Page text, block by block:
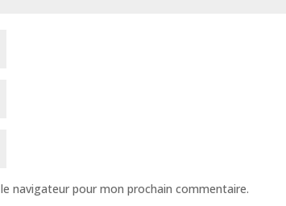
navigateur pour mon prochain commentaire.